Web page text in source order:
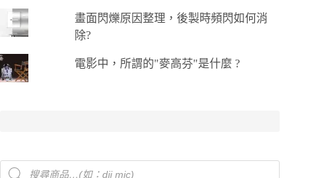
畫面閃爍原因整理，後製時頻閃如何消
除?
電影中，所謂的"麥高芬"是什麼 ?
Products